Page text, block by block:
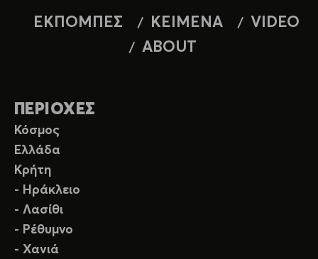
ΕΚΠΟΜΠΕΣ ΚΕΙΜΕΝΑ
VIDEO
ABOUT
ΠΕΡΙΟΧΕΣ
Κόσμος
Ελλάδα
Κρήτη
- Ηράκλειο
- Λασίθι
- Ρέθυμνο
- Χανιά